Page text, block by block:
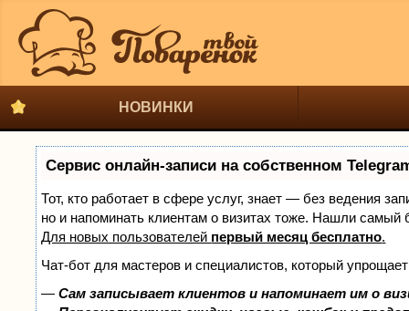
НОВИНКИ
Сервис онлайн-записи на собственном
Тот, кто работает в сфере услуг, знает — без ведения
но и напоминать клиентам о визитах тоже. Нашли
Для новых пользователей первый месяц бесплатно.
Чат-бот для мастеров и специалистов, который
—Сам записывает клиентов и напоминает им о